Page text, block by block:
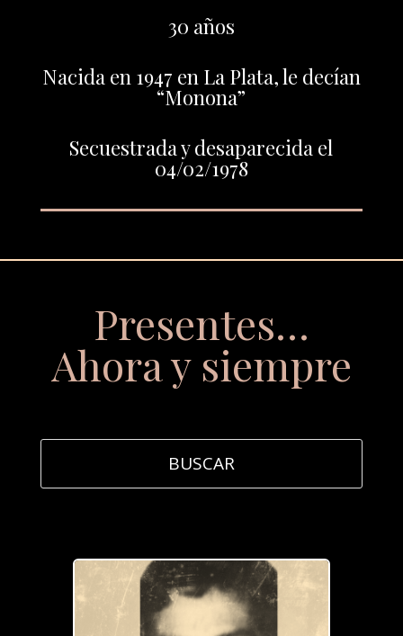
30 años
Nacida en 1947 en La Plata, le decían
“Monona”
Secuestrada y desaparecida el
04/02/1978
Presentes…
Ahora y siempre